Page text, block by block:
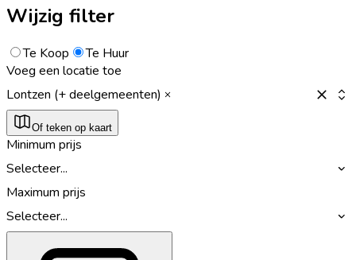
Wijzig filter
Te Koop
Te Huur
Voeg een locatie toe
Lontzen (+ deelgemeenten)
Of teken op kaart
Minimum prijs
Selecteer...
Maximum prijs
Selecteer...